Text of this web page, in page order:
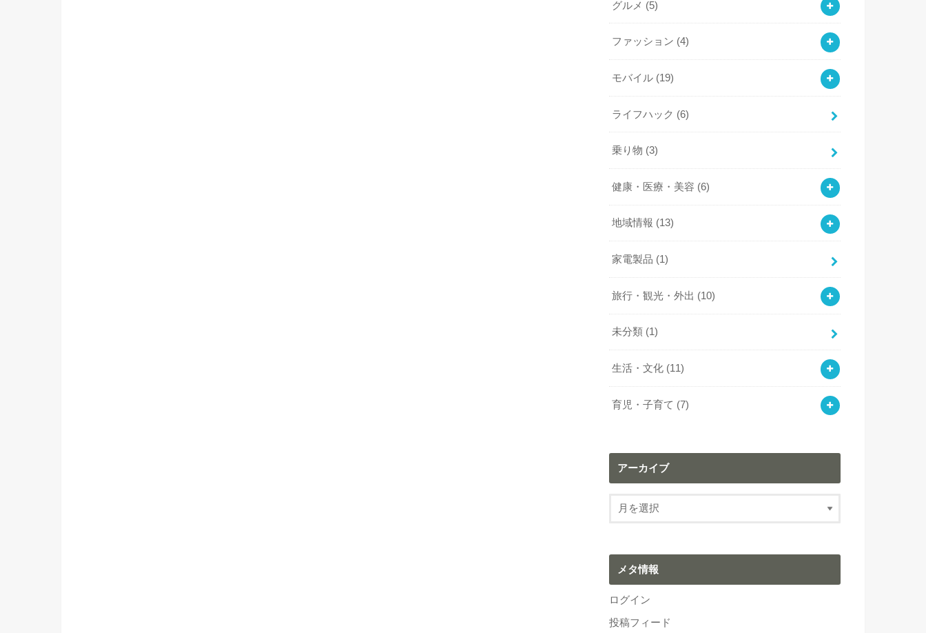
グルメ (5)
ファッション (4)
モバイル (19)
ライフハック (6)
乗り物 (3)
健康・医療・美容 (6)
地域情報 (13)
家電製品 (1)
旅行・観光・外出 (10)
未分類 (1)
生活・文化 (11)
育児・子育て (7)
アーカイブ
メタ情報
ログイン
投稿フィード